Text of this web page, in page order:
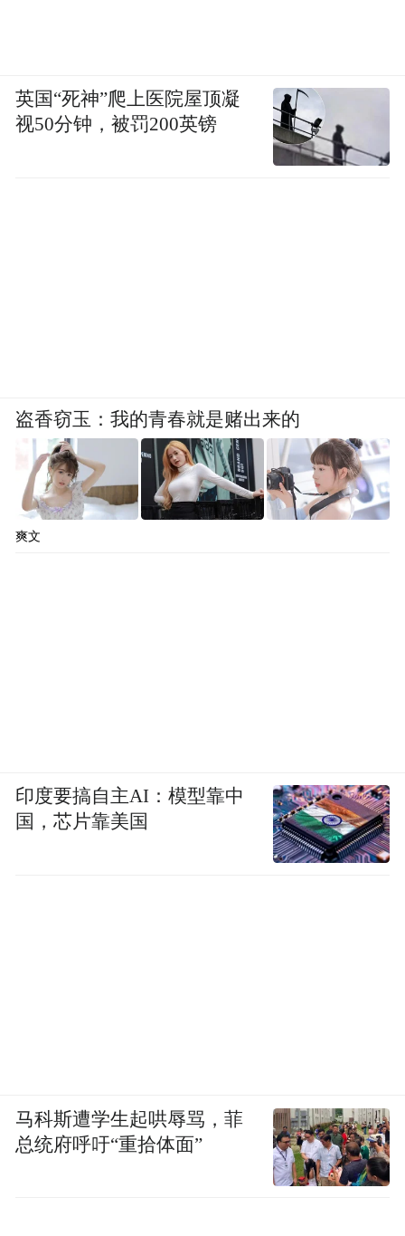
英国“死神”爬上医院屋顶凝
视50分钟，被罚200英镑
盗香窃玉：我的青春就是赌出来的
爽文
印度要搞自主AI：模型靠中
国，芯片靠美国
马科斯遭学生起哄辱骂，菲
总统府呼吁“重拾体面”